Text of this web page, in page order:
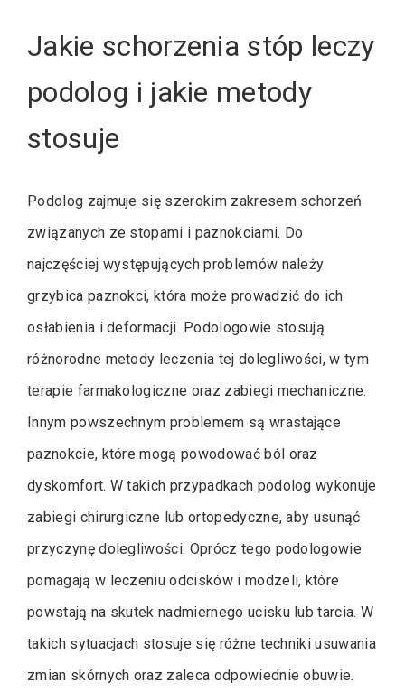
Jakie schorzenia stóp leczy
podolog i jakie metody
stosuje
Podolog zajmuje się szerokim zakresem schorzeń
związanych ze stopami i paznokciami. Do
najczęściej występujących problemów należy
grzybica paznokci, która może prowadzić do ich
osłabienia i deformacji. Podologowie stosują
różnorodne metody leczenia tej dolegliwości, w tym
terapie farmakologiczne oraz zabiegi mechaniczne.
Innym powszechnym problemem są wrastające
paznokcie, które mogą powodować ból oraz
dyskomfort. W takich przypadkach podolog wykonuje
zabiegi chirurgiczne lub ortopedyczne, aby usunąć
przyczynę dolegliwości. Oprócz tego podologowie
pomagają w leczeniu odcisków i modzeli, które
powstają na skutek nadmiernego ucisku lub tarcia. W
takich sytuacjach stosuje się różne techniki usuwania
zmian skórnych oraz zaleca odpowiednie obuwie.